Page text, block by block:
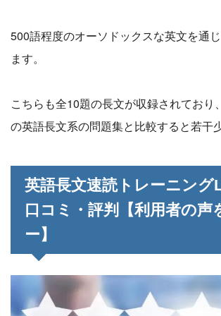
500語程度のオーソドックスな英文を通
ます。
こちらも全10題の長文が収録されており
の英語長文系の問題集と比較すると若干
英語長文速読トレーニング
口コミ・評判【利用者の声
ー】